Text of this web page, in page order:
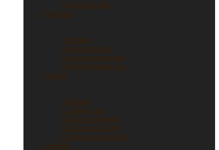
Bracciali tennis
Orecchini
Vedi tutti
Orecchini in oro
Orecchini in argento
Orecchini punto luce
Collane
Vedi tutti
Collane in oro
Collane in argento
Collane punto luce
Collane con ciondoli
Ciondoli